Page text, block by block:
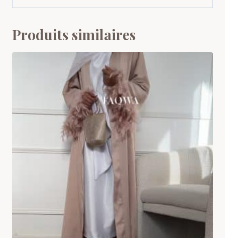
Produits similaires